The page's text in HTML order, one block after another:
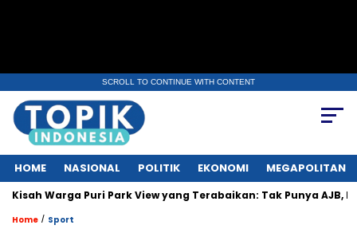
SCROLL TO CONTINUE WITH CONTENT
HOME NASIONAL POLITIK EKONOMI MEGAPOLITAN
Puri Park View yang Terabaikan: Tak Punya AJB, Dapat
Home / Sport